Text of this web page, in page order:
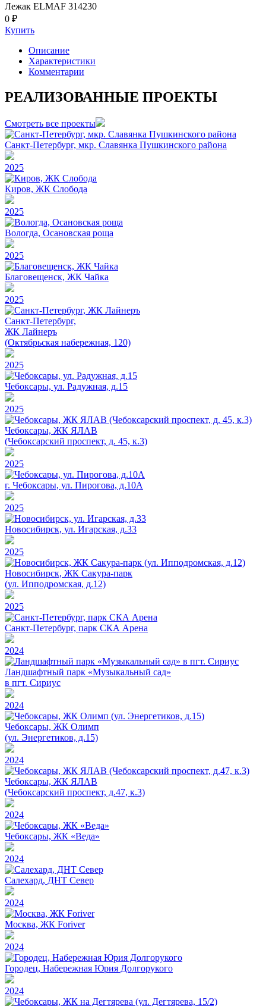
Лежак ELMAF 314230
0 ₽
Купить
Описание
Характеристики
Комментарии
РЕАЛИЗОВАННЫЕ ПРОЕКТЫ
Смотреть все проекты
Санкт-Петербург, мкр. Славянка Пушкинского района
2025
Киров, ЖК Слобода
2025
Вологда, Осановская роща
2025
Благовещенск, ЖК Чайка
2025
Санкт-Петербург,
ЖК Лайнеръ
(Октябрьская набережная, 120)
2025
Чебоксары, ул. Радужная, д.15
2025
Чебоксары, ЖК ЯЛАВ
(Чебоксарский проспект, д. 45, к.3)
2025
г. Чебоксары, ул. Пирогова, д.10А
2025
Новосибирск, ул. Игарская, д.33
2025
Новосибирск, ЖК Сакура-парк
(ул. Ипподромская, д.12)
2025
Санкт-Петербург, парк СКА Арена
2024
Ландшафтный парк «Музыкальный сад»
в пгт. Сириус
2024
Чебоксары, ЖК Олимп
(ул. Энергетиков, д.15)
2024
Чебоксары, ЖК ЯЛАВ
(Чебоксарский проспект, д.47, к.3)
2024
Чебоксары, ЖК «Веда»
2024
Салехард, ДНТ Север
2024
Москва, ЖК Foriver
2024
Городец, Набережная Юрия Долгорукого
2024